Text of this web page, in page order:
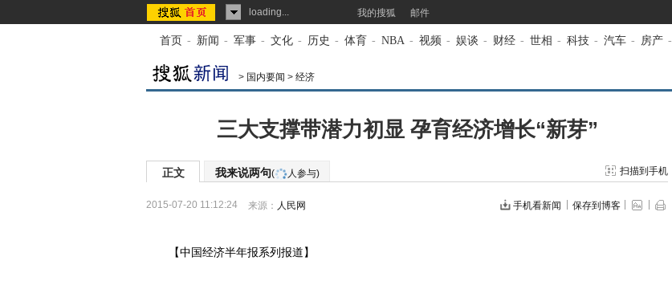
loading... 我的搜狐 邮件
首页 - 新闻 - 军事 - 文化 - 历史 - 体育 - NBA - 视频 - 娱谈 - 财经 - 世相 - 科技 - 汽车 - 房产 -
> 国内要闻 > 经济
三大支撑带潜力初显 孕育经济增长“新芽”
正文 我来说两句( 人参与) 扫描到手机
2015-07-20 11:12:24 来源： 人民网 手机看新闻 保存到博客
【中国经济半年报系列报道】